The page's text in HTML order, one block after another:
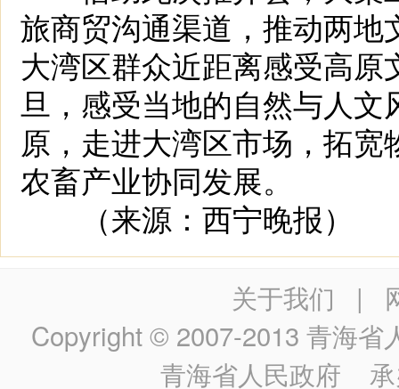
旅商贸沟通渠道，推动两
大湾区群众近距离感受高
旦，感受当地的自然与人
原，走进大湾区市场，拓
农畜产业协同发展。
（来源：西宁晚报）
关于我们 |
Copyright © 2007-2013 青海省
青海省人民政府 承